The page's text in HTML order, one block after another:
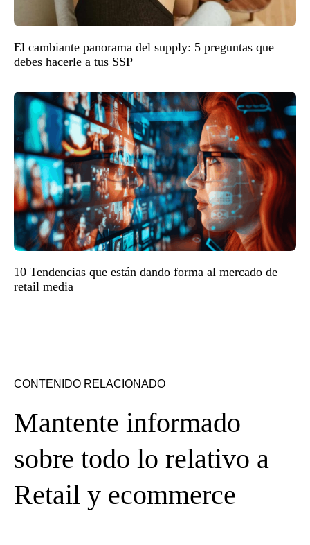
El cambiante panorama del supply: 5 preguntas que
debes hacerle a tus SSP
10 Tendencias que están dando forma al mercado de
retail media
CONTENIDO RELACIONADO
Mantente informado
sobre todo lo relativo a
Retail y ecommerce